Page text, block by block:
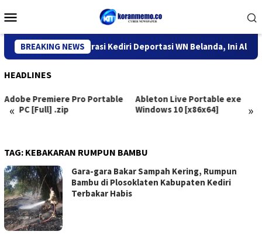
to
Menu
BREAKING NEWS
Kantor Imigrasi Kediri Deportasi WN Belanda, Ini Alasannya
HEADLINES
« »
Ableton Live Portable exe
Windows 10 [x86x64]
CommView for WiFi VoIP
Portable only 100% Worked
TAG: KEBAKARAN RUMPUN BAMBU
Gara-gara Bakar Sampah Kering, Rumpun
Bambu di Plosoklaten Kabupaten Kediri
Terbakar Habis